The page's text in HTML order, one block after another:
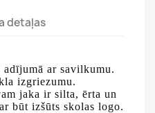
detaļas
adījumā ar savilkumu.
izgriezumu.
jaka ir silta, ērta un
būt izšūts skolas logo.